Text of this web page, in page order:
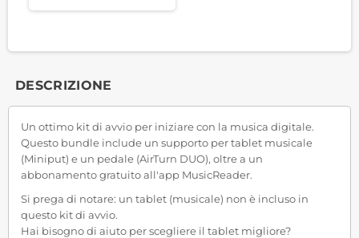
DESCRIZIONE
Un ottimo kit di avvio per iniziare con la musica digitale.
Questo bundle include un supporto per tablet musicale
(Miniput) e un pedale (AirTurn DUO), oltre a un
abbonamento gratuito all'app MusicReader.
Si prega di notare: un tablet (musicale) non è incluso in
questo kit di avvio.
Hai bisogno di aiuto per scegliere il tablet migliore?